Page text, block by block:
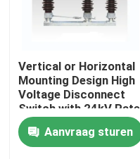
Huis
Producten
Vertical or Horizontal
Mounting Design High
Voltage Disconnect
Switch with 24kV Rate
Voltage
Aanvraag sturen